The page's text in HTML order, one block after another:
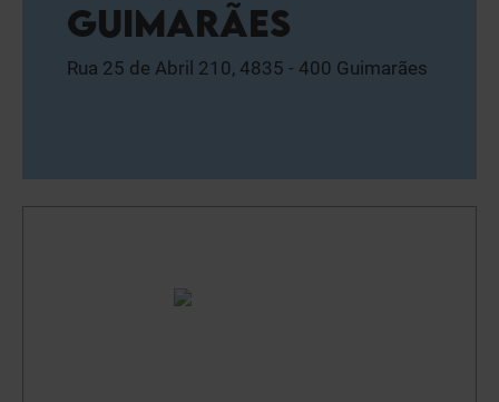
GUIMARÃES
Rua 25 de Abril 210, 4835 - 400 Guimarães